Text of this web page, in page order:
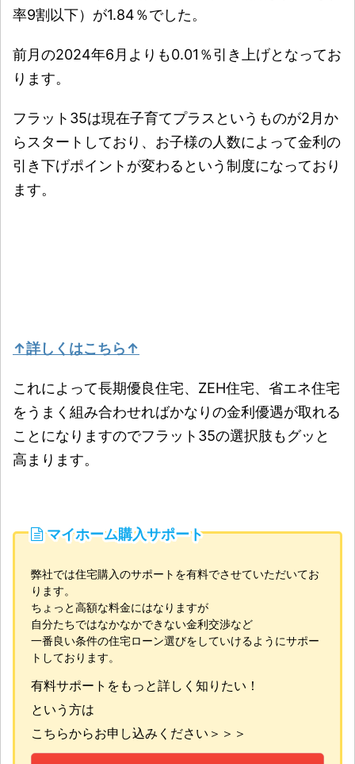
率9割以下）が1.84％でした。
前月の2024年6月よりも0.01％引き上げとなってお
ります。
フラット35は現在子育てプラスというものが2月か
らスタートしており、お子様の人数によって金利の
引き下げポイントが変わるという制度になっており
ます。
↑詳しくはこちら↑
これによって長期優良住宅、ZEH住宅、省エネ住宅
をうまく組み合わせればかなりの金利優遇が取れる
ことになりますのでフラット35の選択肢もグッと
高まります。
マイホーム購入サポート
弊社では住宅購入のサポートを有料でさせていただいてお
ります。
ちょっと高額な料金にはなりますが
自分たちではなかなかできない金利交渉など
一番良い条件の住宅ローン選びをしていけるようにサポー
トしております。
有料サポートをもっと詳しく知りたい！
という方は
こちらからお申し込みください＞＞＞